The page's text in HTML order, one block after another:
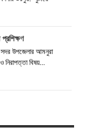
প্রশিক্ষণ
সদর উপজেলার আমনুরা
নিরাপত্তা বিষয়...